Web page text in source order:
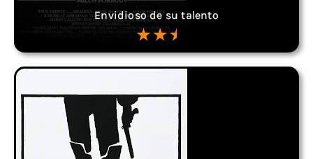
Envidioso de su talento